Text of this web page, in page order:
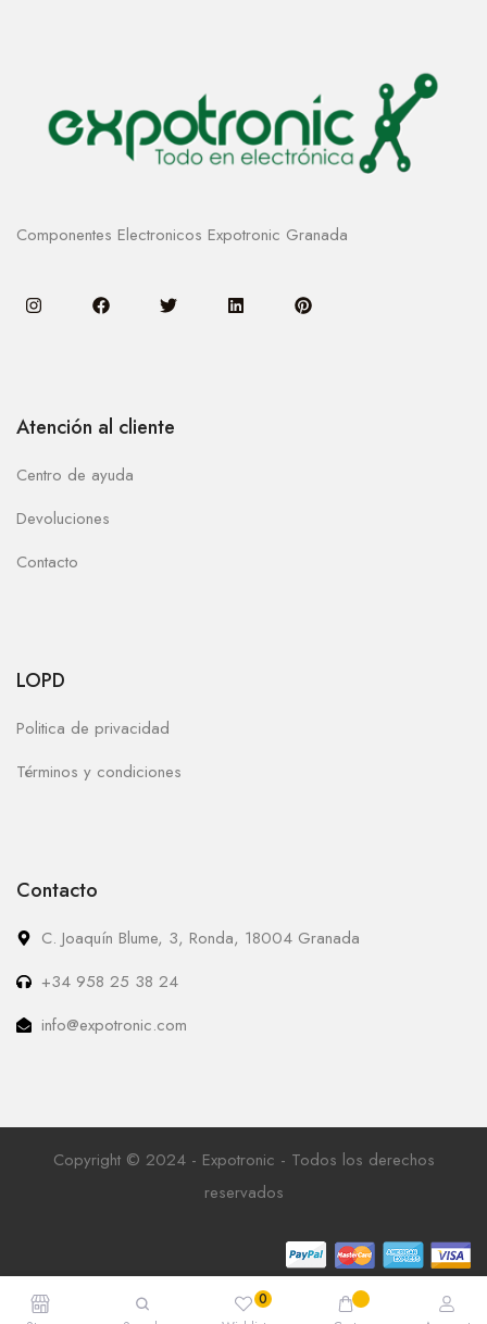
Componentes Electronicos Expotronic Granada
Atención al cliente
Centro de ayuda
Devoluciones
Contacto
LOPD
Politica de privacidad
Términos y condiciones
Contacto
C. Joaquín Blume, 3, Ronda, 18004 Granada
+34 958 25 38 24
info@expotronic.com
Copyright © 2024 - Expotronic - Todos los derechos
reservados